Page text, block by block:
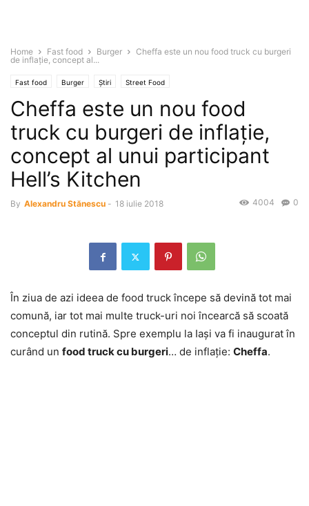
Home Fast food Burger
Cheffa este un nou food truck cu burgeri
de inflaţie, concept al...
Fast food Burger Știri Street Food
Cheffa este un nou food
truck cu burgeri de inflaţie,
concept al unui participant
Hell’s Kitchen
By Alexandru Stănescu - 18 iulie 2018 0
4004
În ziua de azi ideea de food truck începe să devină tot mai
comună, iar tot mai multe truck-uri noi încearcă să scoată
conceptul din rutină. Spre exemplu la Iaşi va fi inaugurat în
curând un food truck cu burgeri… de inflaţie: Cheffa.